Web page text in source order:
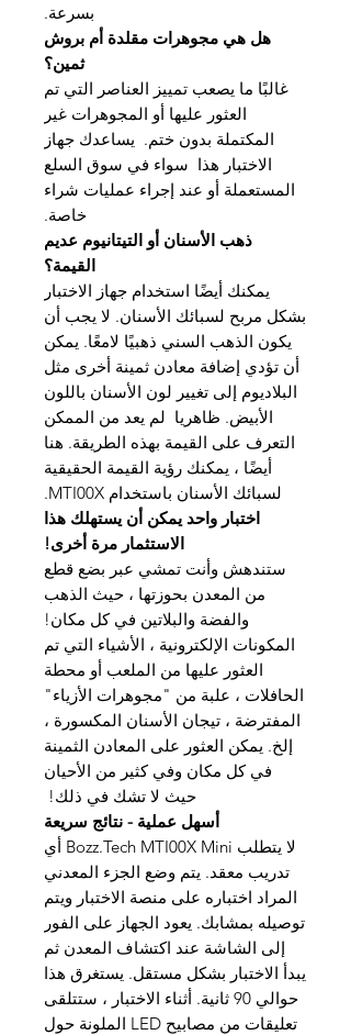
بسرعة.
هل هي مجوهرات مقلدة أم بروش
ثمين؟
غالبًا ما يصعب تمييز العناصر التي تم
العثور عليها أو المجوهرات غير
المكتملة بدون ختم. يساعدك جهاز
الاختبار هذا سواء في سوق السلع
المستعملة أو عند إجراء عمليات شراء
خاصة.
ذهب الأسنان أو التيتانيوم عديم
القيمة؟
يمكنك أيضًا استخدام جهاز الاختبار
بشكل مربح لسبائك الأسنان. لا يجب أن
يكون الذهب السني ذهبيًا لامعًا. يمكن
أن تؤدي إضافة معادن ثمينة أخرى مثل
البلاديوم إلى تغيير لون الأسنان باللون
الأبيض. ظاهريا لم يعد من الممكن
التعرف على القيمة بهذه الطريقة. هنا
أيضًا ، يمكنك رؤية القيمة الحقيقية
لسبائك الأسنان باستخدام MTI00X.
اختبار واحد يمكن أن يستهلك هذا
الاستثمار مرة أخرى!
ستندهش وأنت تمشي عبر بضع قطع
من المعدن بحوزتها ، حيث الذهب
والفضة والبلاتين في كل مكان!
المكونات الإلكترونية ، الأشياء التي تم
العثور عليها من الملعب أو محطة
الحافلات ، علبة من "مجوهرات الأزياء"
المفترضة ، تيجان الأسنان المكسورة ،
إلخ. يمكن العثور على المعادن الثمينة
في كل مكان وفي كثير من الأحيان
حيث لا تشك في ذلك!
أسهل عملية - نتائج سريعة
لا يتطلب Bozz.Tech MTI00X Mini أي
تدريب معقد. يتم وضع الجزء المعدني
المراد اختباره على منصة الاختبار ويتم
توصيله بمشابك. يعود الجهاز على الفور
إلى الشاشة عند اكتشاف المعدن ثم
يبدأ الاختبار بشكل مستقل. يستغرق هذا
حوالي 90 ثانية. أثناء الاختبار ، ستتلقى
تعليقات من مصابيح LED الملونة حول